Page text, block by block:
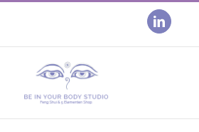
Skip
linkedin